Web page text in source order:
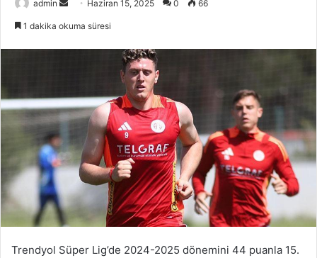
admin
Bir
Haziran 15, 2025 0 66
1 dakika okuma süresi
Trendyol Süper Lig’de 2024-2025 dönemini 44 puanla 15.